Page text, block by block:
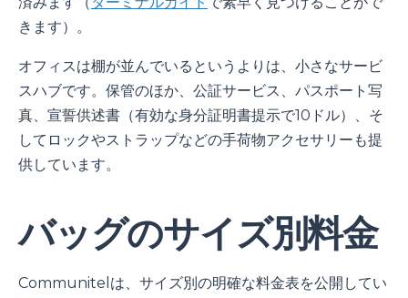
きます）。
オフィスは棚が並んでいるというよりは、小さなサービ
スハブです。保管のほか、公証サービス、パスポート写
真、宣誓供述書（有効な身分証明書提示で10ドル）、そ
してロックやストラップなどの手荷物アクセサリーも提
供しています。
バッグのサイズ別料金
Communitelは、サイズ別の明確な料金表を公開してい